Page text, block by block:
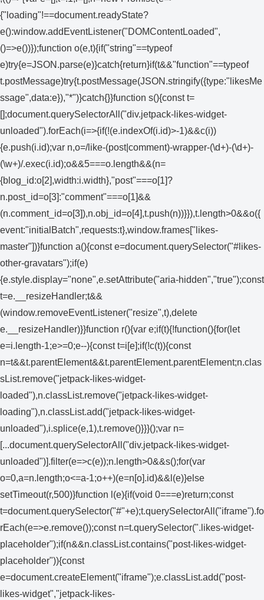
{"loading"!==document.readyState?
e():window.addEventListener("DOMContentLoaded",
()=>e())});function o(e,t){if("string"==typeof
e)try{e=JSON.parse(e)}catch{return}if(t&&"function"==typeof
t.postMessage)try{t.postMessage(JSON.stringify({type:"likesMe
ssage",data:e}),"*")}catch{}}function s(){const t=
[];document.querySelectorAll("div.jetpack-likes-widget-
unloaded").forEach(i=>{if(!(e.indexOf(i.id)>-1)&&c(i))
{e.push(i.id);var n,o=/like-(post|comment)-wrapper-(\d+)-(\d+)-
(\w+)/.exec(i.id);o&&5===o.length&&(n=
{blog_id:o[2],width:i.width},"post"===o[1]?
n.post_id=o[3]:"comment"===o[1]&&
(n.comment_id=o[3]),n.obj_id=o[4],t.push(n))}}),t.length>0&&o({
event:"initialBatch",requests:t},window.frames["likes-
master"])}function a(){const e=document.querySelector("#likes-
other-gravatars");if(e)
{e.style.display="none",e.setAttribute("aria-hidden","true");const
t=e.__resizeHandler;t&&
(window.removeEventListener("resize",t),delete
e.__resizeHandler)}}function r(){var e;if(t){!function(){for(let
e=i.length-1;e>=0;e--){const t=i[e];if(!c(t)){const
n=t&&t.parentElement&&t.parentElement.parentElement;n.clas
sList.remove("jetpack-likes-widget-
loaded"),n.classList.remove("jetpack-likes-widget-
loading"),n.classList.add("jetpack-likes-widget-
unloaded"),i.splice(e,1),t.remove()}}}();var n=
[...document.querySelectorAll("div.jetpack-likes-widget-
unloaded")].filter(e=>c(e));n.length>0&&s();for(var
o=0,a=n.length;o<=a-1;o++)(e=n[o].id)&&l(e)}else
setTimeout(r,500)}function l(e){if(void 0===e)return;const
t=document.querySelector("#"+e);t.querySelectorAll("iframe").fo
rEach(e=>e.remove());const n=t.querySelector(".likes-widget-
placeholder");if(n&&n.classList.contains("post-likes-widget-
placeholder")){const
e=document.createElement("iframe");e.classList.add("post-
likes-widget","jetpack-likes-